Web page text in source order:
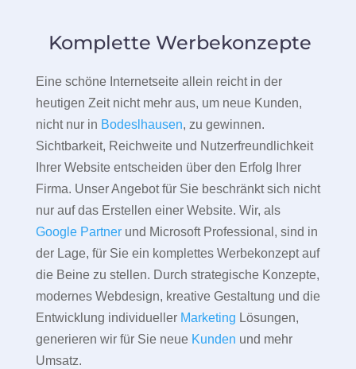
Komplette Werbekonzepte
Eine schöne Internetseite allein reicht in der
heutigen Zeit nicht mehr aus, um neue Kunden,
nicht nur in Bodeslhausen, zu gewinnen.
Sichtbarkeit, Reichweite und Nutzerfreundlichkeit
Ihrer Website entscheiden über den Erfolg Ihrer
Firma. Unser Angebot für Sie beschränkt sich nicht
nur auf das Erstellen einer Website. Wir, als
Google Partnerund Microsoft Professional, sind in
der Lage, für Sie ein komplettes Werbekonzept auf
die Beine zu stellen. Durch strategische Konzepte,
modernes Webdesign, kreative Gestaltung und die
Entwicklung individueller Marketing Lösungen,
generieren wir für Sie neue Kunden und mehr
Umsatz.